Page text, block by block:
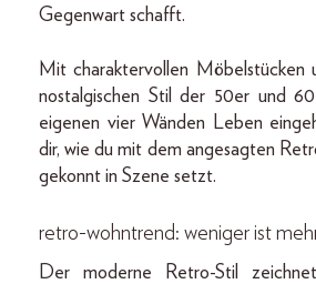
Gegenwart schafft.
Mit charaktervollen Möbelstücken
nostalgischen Stil der 50er und
eigenen vier Wänden Leben
dir, wie du mit dem angesagten
gekonnt in Szene setzt.
retro-wohntrend: weniger ist
Der moderne Retro-Stil